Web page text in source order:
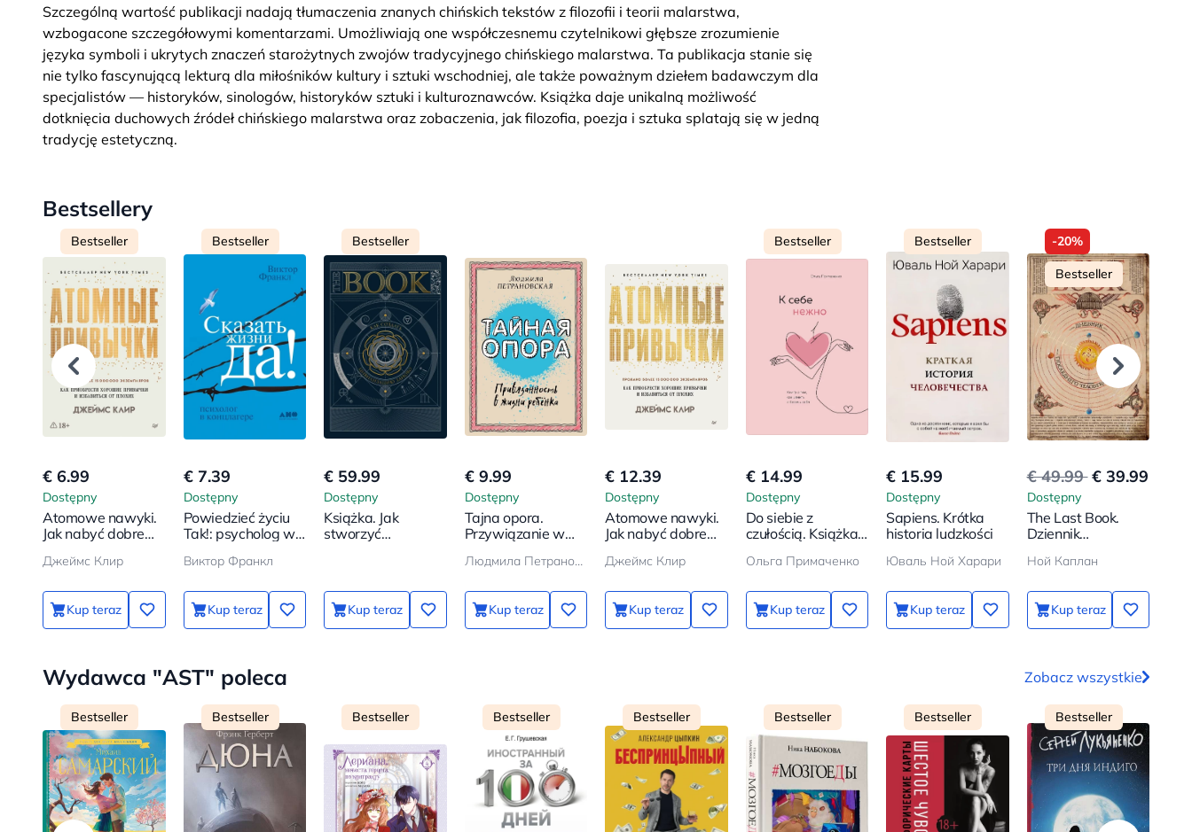
Szczególną wartość publikacji nadają tłumaczenia znanych chińskich tekstów z filozofii i teorii malarstwa,
wzbogacone szczegółowymi komentarzami. Umożliwiają one współczesnemu czytelnikowi głębsze zrozumienie
języka symboli i ukrytych znaczeń starożytnych zwojów tradycyjnego chińskiego malarstwa. Ta publikacja stanie się
nie tylko fascynującą lekturą dla miłośników kultury i sztuki wschodniej, ale także poważnym dziełem badawczym dla
specjalistów — historyków, sinologów, historyków sztuki i kulturoznawców. Książka daje unikalną możliwość
dotknięcia duchowych źródeł chińskiego malarstwa oraz zobaczenia, jak filozofia, poezja i sztuka splatają się w jedną
tradycję estetyczną.
Bestsellery
Bestseller
€ 6.99
Dostępny
Atomowe nawyki.
Jak nabyć dobre
złych
Джеймс Клир
Kup teraz
Bestseller
€ 7.39
Dostępny
Powiedzieć życiu
Tak!: psycholog w
koncentracyjnym
Виктор Франкл
Kup teraz
Bestseller
€ 59.99
Dostępny
Książka. Jak
stworzyć
Kup teraz
€ 9.99
Dostępny
Tajna opora.
Przywiązanie w
Людмила Петрановская
Kup teraz
€ 12.39
Dostępny
Atomowe nawyki.
Jak nabyć dobre
Джеймс Клир
Kup teraz
Bestseller
€ 14.99
Dostępny
Do siebie z
czułością. Książka
i dbać o siebie
Ольга Примаченко
Kup teraz
Bestseller
€ 15.99
Dostępny
Sapiens. Krótka
historia ludzkości
Юваль Ной Харари
Kup teraz
-20%
Bestseller
€ 49.99€ 39.99
Dostępny
The Last Book.
Dziennik
człowieka na Ziemi
Ной Каплан
Kup teraz
Wydawca "AST" poleca Zobacz wszystkie
Bestseller Bestseller Bestseller Bestseller Bestseller Bestseller Bestseller Bestseller